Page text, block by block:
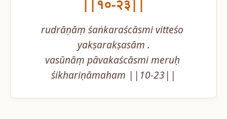
||१०-२३||
rudrāṇāṃ śaṅkaraścāsmi vitteśo
yakṣarakṣasām .
vasūnāṃ pāvakaścāsmi meruḥ
śikhariṇāmaham ||10-23||